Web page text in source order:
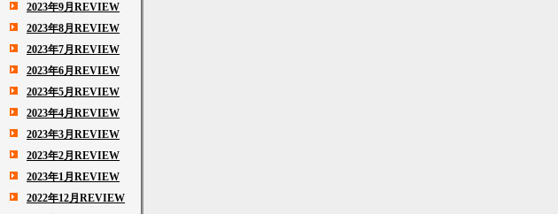
2023年9月REVIEW
2023年8月REVIEW
2023年7月REVIEW
2023年6月REVIEW
2023年5月REVIEW
2023年4月REVIEW
2023年3月REVIEW
2023年2月REVIEW
2023年1月REVIEW
2022年12月REVIEW